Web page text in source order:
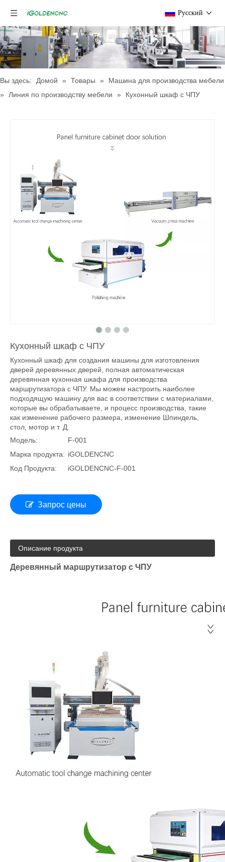
Pусский
Вы здесь: Домой » Товары »
Машина для производства мебели
»
Линия по производству мебели » Кухонный шкаф с ЧПУ
Кухонный шкаф с ЧПУ
Кухонный шкаф для создания машины для изготовления
дверей деревянных дверей, полная автоматическая
деревянная кухонная шкафа для производства
маршрутизатора с ЧПУ. Мы можем настроить наиболее
подходящую машину для вас в соответствии с материалами,
которые вы обрабатываете, и процесс производства, такие
как изменение рабочего размера, изменение Шпиндель,
стол, мотор и т. Д.
Модель:
F-001
Марка продукта: iGOLDENCNC
Код Продукта:
iGOLDENCNC-F-001
Запрос цены
Описание продукта
Деревянный маршрутизатор с ЧПУ